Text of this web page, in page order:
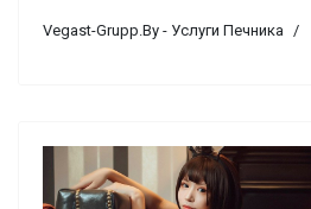
Vegast-Grupp.By - Услуги Печника